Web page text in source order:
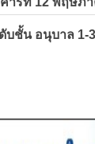
บชั้น อนุบาล 1-